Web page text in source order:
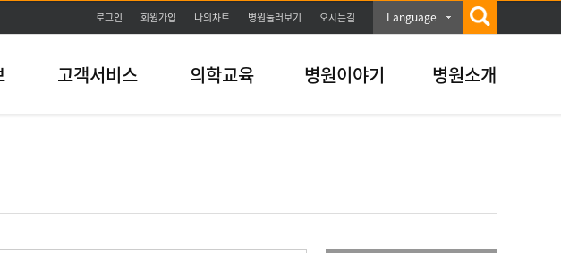
로그인 회원가입 나의차트 병원둘러보기 오시는길 Language
고객서비스 의학교육 병원이야기 병원소개